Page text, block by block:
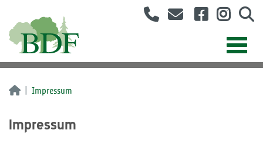
Impressum
Impressum